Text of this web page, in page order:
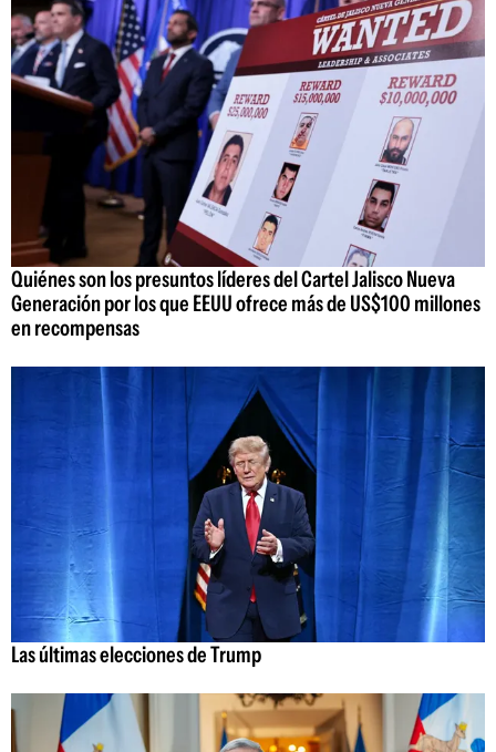
Quiénes son los presuntos líderes del Cartel Jalisco Nueva
Generación por los que EEUU ofrece más de US$100 millones
en recompensas
Las últimas elecciones de Trump